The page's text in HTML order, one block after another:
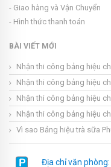
- Giao hàng và Vận Chuyển
- Hình thức thanh toán
BÀI VIẾT MỚI
Nhận thi công bảng hiệu
Nhận thi công bảng hiệu
Nhận thi công bảng hiệu
Nhận thi công bảng hiệu
Vì sao Bảng hiệu trà sữa
Địa chỉ văn phòng: